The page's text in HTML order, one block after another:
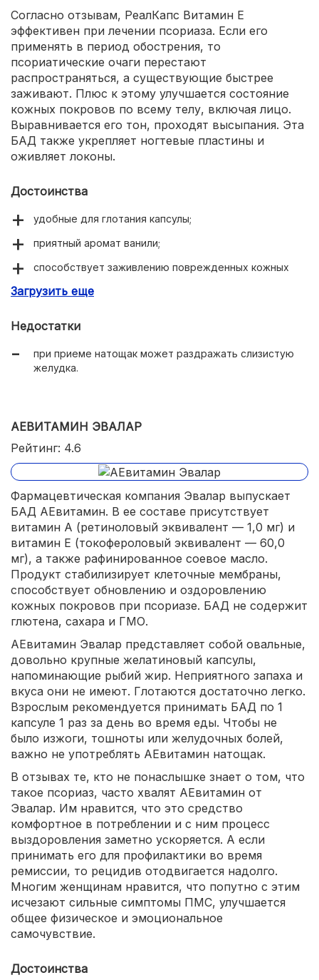
Согласно отзывам, РеалКапс Витамин Е
эффективен при лечении псориаза. Если его
применять в период обострения, то
псориатические очаги перестают
распространяться, а существующие быстрее
заживают. Плюс к этому улучшается состояние
кожных покровов по всему телу, включая лицо.
Выравнивается его тон, проходят высыпания. Эта
БАД также укрепляет ногтевые пластины и
оживляет локоны.
Достоинства
удобные для глотания капсулы;
приятный аромат ванили;
способствует заживлению поврежденных кожных
Загрузить еще
Недостатки
при приеме натощак может раздражать слизистую
желудка.
АЕВИТАМИН ЭВАЛАР
Рейтинг: 4.6
Фармацевтическая компания Эвалар выпускает
БАД АЕвитамин. В ее составе присутствует
витамин А (ретиноловый эквивалент — 1,0 мг) и
витамин Е (токофероловый эквивалент — 60,0
мг), а также рафинированное соевое масло.
Продукт стабилизирует клеточные мембраны,
способствует обновлению и оздоровлению
кожных покровов при псориазе. БАД не содержит
глютена, сахара и ГМО.
АЕвитамин Эвалар представляет собой овальные,
довольно крупные желатиновый капсулы,
напоминающие рыбий жир. Неприятного запаха и
вкуса они не имеют. Глотаются достаточно легко.
Взрослым рекомендуется принимать БАД по 1
капсуле 1 раз за день во время еды. Чтобы не
было изжоги, тошноты или желудочных болей,
важно не употреблять АЕвитамин натощак.
В отзывах те, кто не понаслышке знает о том, что
такое псориаз, часто хвалят АЕвитамин от
Эвалар. Им нравится, что это средство
комфортное в потреблении и с ним процесс
выздоровления заметно ускоряется. А если
принимать его для профилактики во время
ремиссии, то рецидив отодвигается надолго.
Многим женщинам нравится, что попутно с этим
исчезают сильные симптомы ПМС, улучшается
общее физическое и эмоциональное
самочувствие.
Достоинства